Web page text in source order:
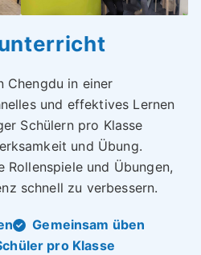
Chengdu in einer
und effektives Lernen
Schülern pro Klasse
und Übung.
Rollenspiele und Übungen,
schnell zu verbessern.
Gemeinsam üben
pro Klasse